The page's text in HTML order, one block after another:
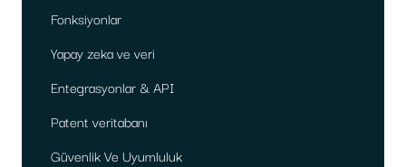
Fonksiyonlar
Yapay zeka ve veri
Entegrasyonlar & API
Patent veritabanı
Güvenlik Ve Uyumluluk